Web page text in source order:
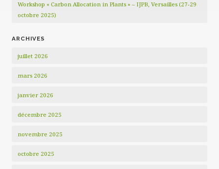
Workshop « Carbon Allocation in Plants » – IJPB, Versailles (27-29
octobre 2025)
ARCHIVES
juillet 2026
mars 2026
janvier 2026
décembre 2025
novembre 2025
octobre 2025